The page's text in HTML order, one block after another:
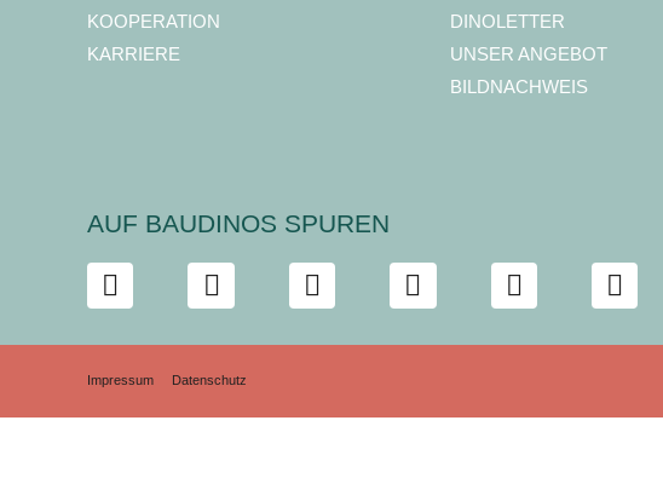
KOOPERATION
KARRIERE
DINOLETTER
UNSER ANGEBOT
BILDNACHWEIS
AUF BAUDINOS SPUREN
Impressum Datenschutz